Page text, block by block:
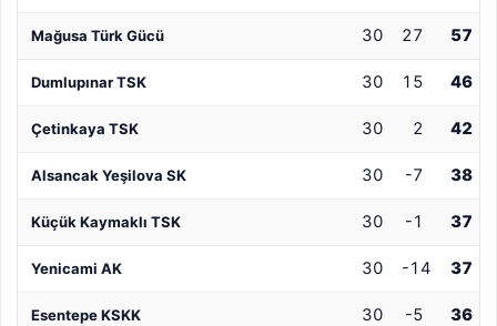
Mağusa Türk Gücü 30 27 57
Dumlupınar TSK 30 15 46
Çetinkaya TSK 30 2 42
Alsancak Yeşilova SK 30 -7 38
Küçük Kaymaklı TSK 30 -1 37
Yenicami AK 30 -14 37
Esentepe KSKK 30 -5 36